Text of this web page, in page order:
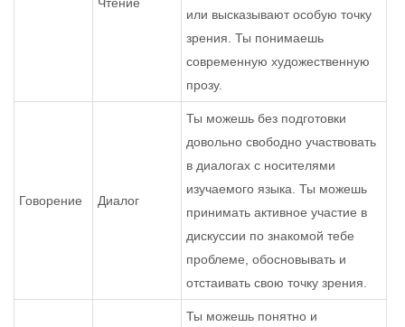
или высказывают особую точку
зрения. Ты понимаешь
современную художественную
прозу.
Говорение Диалог
Ты можешь без подготовки
довольно свободно участвовать
в диалогах с носителями
изучаемого языка. Ты можешь
принимать активное участие в
дискуссии по знакомой тебе
проблеме, обосновывать и
отстаивать свою точку зрения.
Ты можешь понятно и